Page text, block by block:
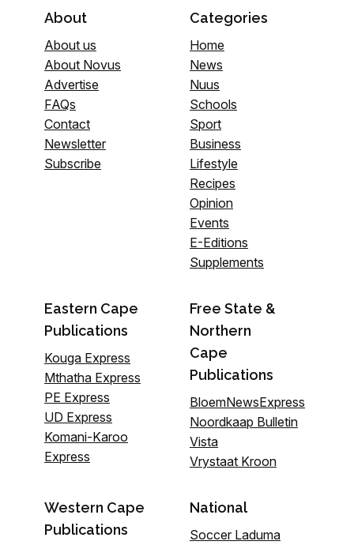
About
About us
About Novus
Advertise
FAQs
Contact
Newsletter
Subscribe
Categories
Home
News
Nuus
Schools
Sport
Business
Lifestyle
Recipes
Opinion
Events
E-Editions
Supplements
Eastern Cape
Publications
Kouga Express
Mthatha Express
PE Express
UD Express
Komani-Karoo
Express
Free State &
Northern
Cape
Publications
BloemNewsExpress
Noordkaap Bulletin
Vista
Vrystaat Kroon
Western Cape
Publications
National
Soccer Laduma